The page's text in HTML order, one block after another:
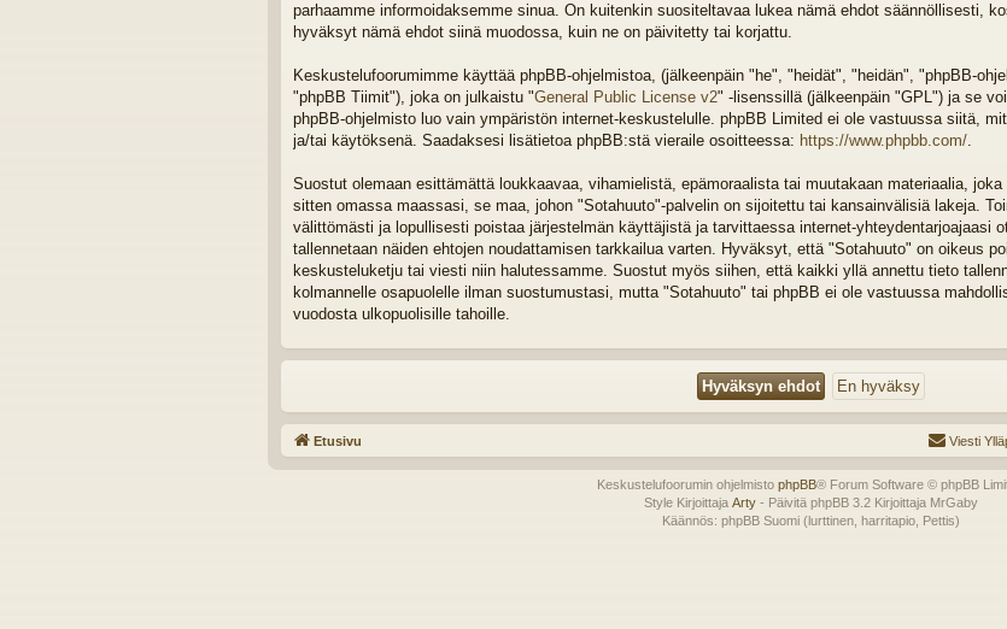
parhaamme informoidaksemme sinua. On kuitenkin suositeltavaa lukea nämä ehdot säännöllisesti,
hyväksyt nämä ehdot siinä muodossa, kuin ne on päivitetty tai korjattu.
Keskustelufoorumimme käyttää phpBB-ohjelmistoa, (jälkeenpäin "he", "heidät", "heidän", "phpBB-
"phpBB Tiimit"), joka on julkaistu "General Public License v2" -lisenssillä (jälkeenpäin "GPL") ja se
phpBB-ohjelmisto luo vain ympäristön internet-keskustelulle. phpBB Limited ei ole vastuussa siitä,
ja/tai käytöksenä. Saadaksesi lisätietoa phpBB:stä vieraile osoitteessa: https://www.phpbb.com/.
Suostut olemaan esittämättä loukkaavaa, vihamielistä, epämoraalista tai muutakaan materiaalia,
sitten omassa maassasi, se maa, johon "Sotahuuto"-palvelin on sijoitettu tai kansainvälisiä lakeja.
välittömästi ja lopullisesti poistaa järjestelmän käyttäjistä ja tarvittaessa internet-yhteydentarjoajaasi
tallennetaan näiden ehtojen noudattamisen tarkkailua varten. Hyväksyt, että "Sotahuuto" on oikeus
keskusteluketju tai viesti niin halutessamme. Suostut myös siihen, että kaikki yllä annettu tieto
kolmannelle osapuolelle ilman suostumustasi, mutta "Sotahuuto" tai phpBB ei ole vastuussa
vuodosta ulkopuolisille tahoille.
Etusivu Viesti
Keskustelufoorumin ohjelmisto phpBB® Forum Software © phpBB
Style Kirjoittaja Arty- Päivitä phpBB 3.2 Kirjoittaja MrGaby
Käännös: phpBB Suomi (lurttinen, harritapio, Pettis)